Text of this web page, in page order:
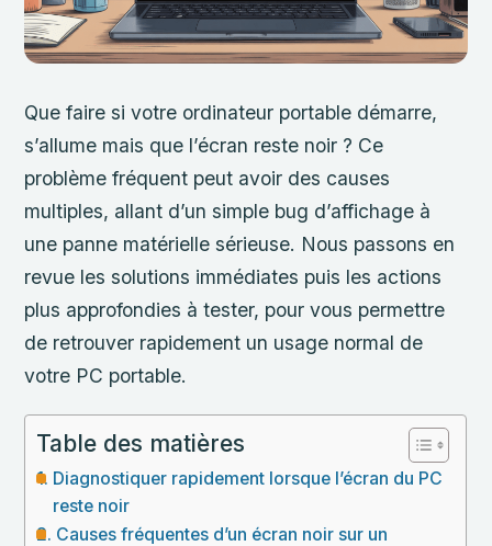
Que faire si votre ordinateur portable démarre,
s’allume mais que l’écran reste noir ? Ce
problème fréquent peut avoir des causes
multiples, allant d’un simple bug d’affichage à
une panne matérielle sérieuse. Nous passons en
revue les solutions immédiates puis les actions
plus approfondies à tester, pour vous permettre
de retrouver rapidement un usage normal de
votre PC portable.
Table des matières
Diagnostiquer rapidement lorsque l’écran du PC
reste noir
Causes fréquentes d’un écran noir sur un